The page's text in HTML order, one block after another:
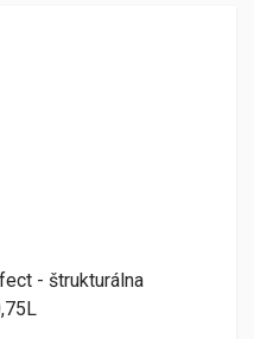
- štrukturálna